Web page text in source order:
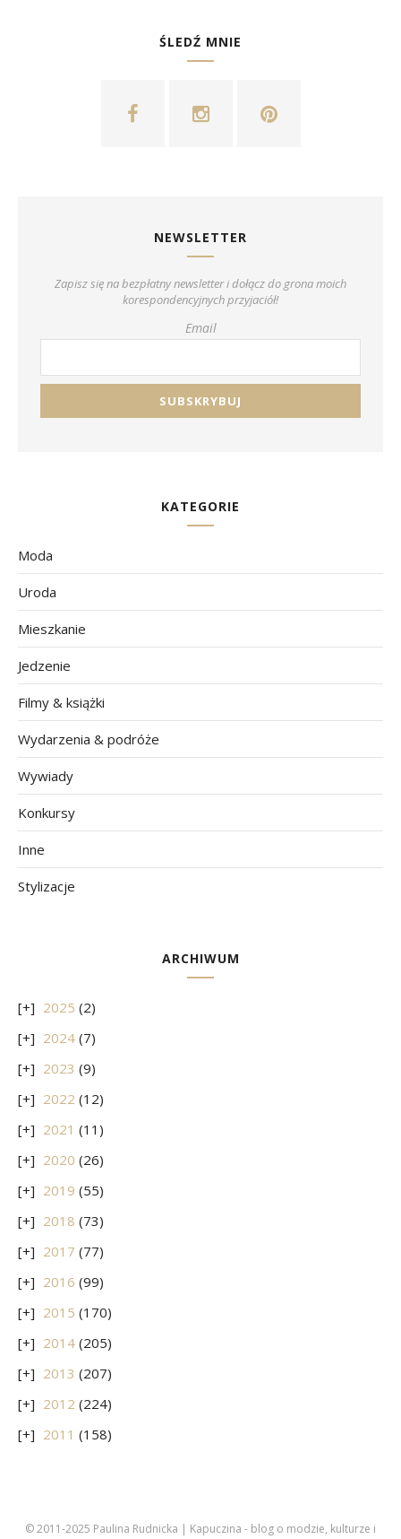
ŚLEDŹ MNIE
NEWSLETTER
Zapisz się na bezpłatny newsletter i dołącz do grona moich
korespondencyjnych przyjaciół!
Email
KATEGORIE
Moda
Uroda
Mieszkanie
Jedzenie
Filmy & książki
Wydarzenia & podróże
Wywiady
Konkursy
Inne
Stylizacje
ARCHIWUM
2025 (2)
2024 (7)
2023 (9)
2022 (12)
2021 (11)
2020 (26)
2019 (55)
2018 (73)
2017 (77)
2016 (99)
2015 (170)
2014 (205)
2013 (207)
2012 (224)
2011 (158)
© 2011-2025 Paulina Rudnicka | Kapuczina - blog o modzie, kulturze i